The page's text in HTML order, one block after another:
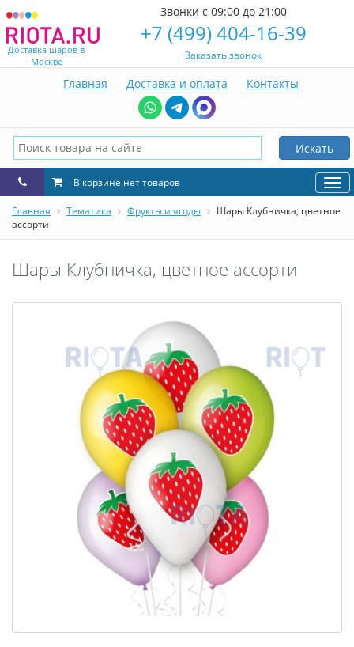
Доставка шаров в
Москве
Звонки с 09:00 до 21:00
+7 (499) 404-16-39
Заказать звонок
Главная Доставка и оплата Контакты
Искать
В корзине нет товаров
Главная Тематика Фрукты и ягоды
Шары Клубничка, цветное
ассорти
Шары Клубничка, цветное ассорти